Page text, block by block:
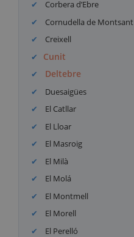
Corbera d’Ebre
Cornudella de Montsant
Creixell
Cunit
Deltebre
Duesaigües
El Catllar
El Lloar
El Masroig
El Milà
El Molá
El Montmell
El Morell
El Perelló